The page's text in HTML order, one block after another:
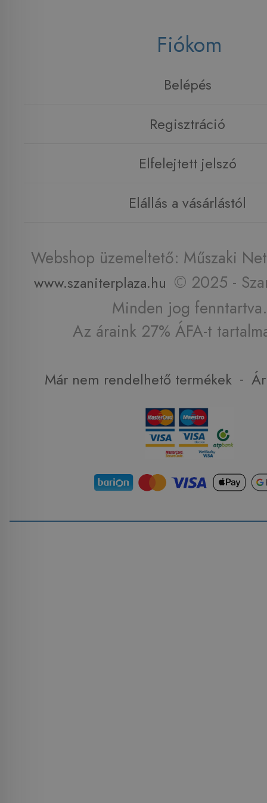
Fiókom
Belépés
Regisztráció
Elfelejtett jelszó
Elállás a vásárlástól
Webshop üzemeltető: Műszaki
www.szaniterplaza.hu © 2025 -
Minden jog fenntartva.
Az áraink 27% ÁFA-t
Már nem rendelhető termékek -